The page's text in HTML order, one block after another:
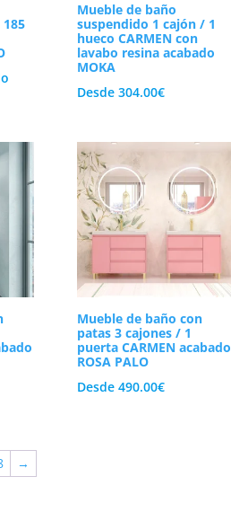
Mueble de baño
suspendido 1 cajón / 1
hueco CARMEN con
lavabo resina acabado
MOKA
Desde304.00€
Mueble de baño con
patas 3 cajones / 1
puerta CARMEN acabado
ROSA PALO
Desde490.00€
→